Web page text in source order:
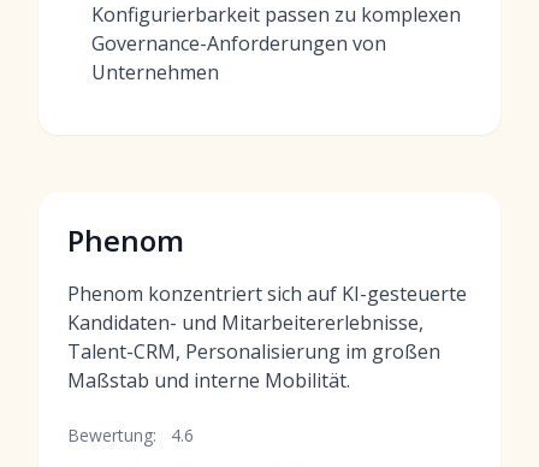
Konfigurierbarkeit passen zu komplexen
Governance-Anforderungen von
Unternehmen
Phenom
Phenom konzentriert sich auf KI-gesteuerte
Kandidaten- und Mitarbeitererlebnisse,
Talent-CRM, Personalisierung im großen
Maßstab und interne Mobilität.
Bewertung: 4.6